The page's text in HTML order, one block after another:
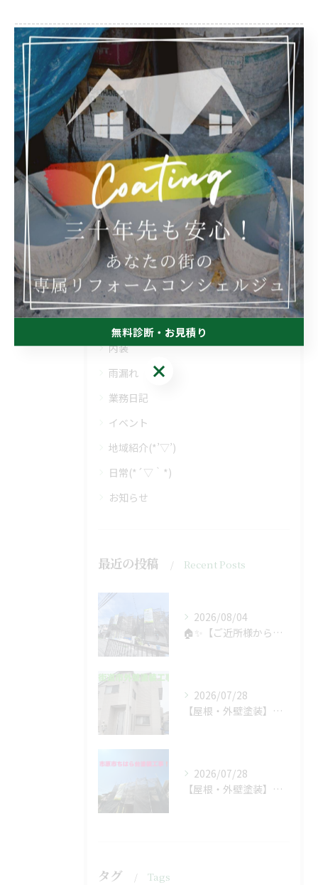
--------------------------------------------------------------------
--
業務日記
< 前のページ 一覧に戻る 次のページ >
カテゴリー Categories
全てのカテゴリー
屋根
防水
内装
雨漏れ
業務日記
イベント
地域紹介(*’▽’)
日常(*´▽｀*)
お知らせ
最近の投稿 Recent Posts
2026/08/04
🏠✨【ご近所様からのご紹介で、工事スタート！】✨🏠
2026/07/28
【屋根・外壁塗装】工事着工しました❗️
2026/07/28
【屋根・外壁塗装】着工しました❗️
タグ Tags
無料診断・お見積り
無料診断・お見積り